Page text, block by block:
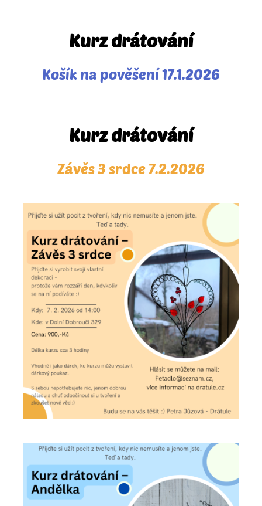
Kurz drátování
Košík na pověšení 17.1.2026
Kurz drátování
Závěs 3 srdce 7.2.2026